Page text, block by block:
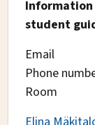
student
Email
Phone
Room